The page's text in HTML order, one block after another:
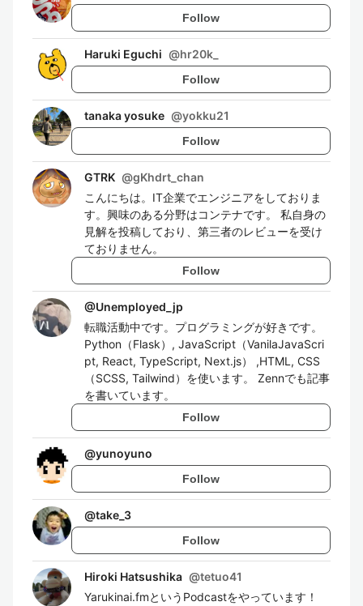
Follow
Haruki Eguchi @hr20k_
Follow
tanaka yosuke @yokku21
Follow
GTRK @gKhdrt_chan
こんにちは。IT企業でエンジニアをしておりま
す。興味のある分野はコンテナです。 私自身の
見解を投稿しており、第三者のレビューを受け
ておりません。
Follow
@Unemployed_jp
転職活動中です。プログラミングが好きです。
Python（Flask）, JavaScript（VanilaJavaScri
pt, React, TypeScript, Next.js） ,HTML, CSS
（SCSS, Tailwind）を使います。 Zennでも記事
を書いています。
Follow
@yunoyuno
Follow
@take_3
Follow
Hiroki Hatsushika @tetuo41
Yarukinai.fmというPodcastをやっています！